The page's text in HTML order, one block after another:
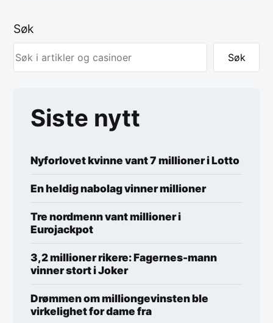
Søk
Søk
Siste nytt
Nyforlovet kvinne vant 7 millioner i Lotto
En heldig nabolag vinner millioner
Tre nordmenn vant millioner i
Eurojackpot
3,2 millioner rikere: Fagernes-mann
vinner stort i Joker
Drømmen om milliongevinsten ble
virkelighet for dame fra